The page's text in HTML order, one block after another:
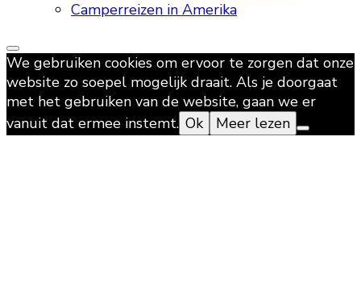
Camperreizen in Amerika
We gebruiken cookies om ervoor te zorgen dat onze
website zo soepel mogelijk draait. Als je doorgaat
met het gebruiken van de website, gaan we er
vanuit dat ermee instemt. Ok Meer lezen